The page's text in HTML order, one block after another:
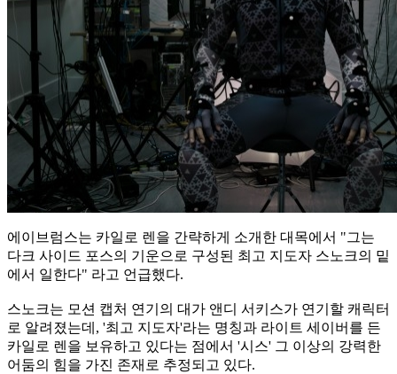
에이브럼스는 카일로 렌을 간략하게 소개한 대목에서 "그는
다크 사이드 포스의 기운으로 구성된 최고 지도자 스노크의 밑
에서 일한다" 라고 언급했다.
스노크는 모션 캡처 연기의 대가 앤디 서키스가 연기할 캐릭터
로 알려졌는데, '최고 지도자'라는 명칭과 라이트 세이버를 든
카일로 렌을 보유하고 있다는 점에서 '시스' 그 이상의 강력한
어둠의 힘을 가진 존재로 추정되고 있다.